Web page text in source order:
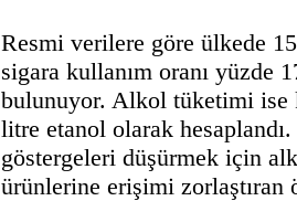
Resmi verilere göre ülkede
sigara kullanım oranı yüzde
bulunuyor. Alkol tüketimi ise
litre etanol olarak
göstergeleri düşürmek için
ürünlerine erişimi zorlaştıran